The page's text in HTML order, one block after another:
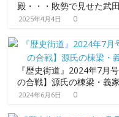
殿・・・敗勢で見せた武
2025年4月4日 0
『歴史街道』2024年7
の合戦】源氏の棟梁・義
2024年6月6日 0